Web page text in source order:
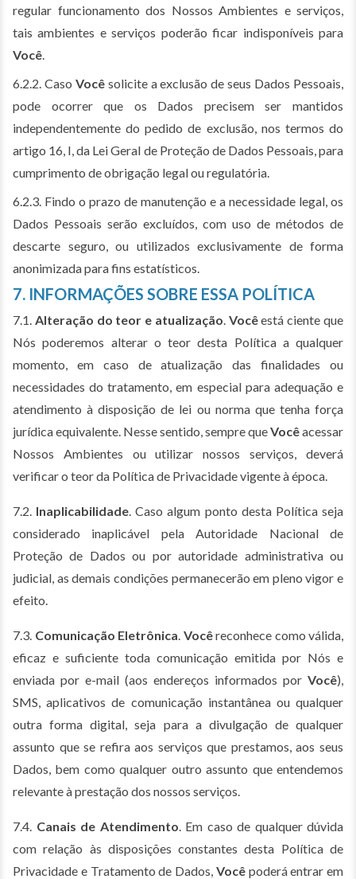
regular funcionamento dos Nossos Ambientes e serviços,
tais ambientes e serviços poderão ficar indisponíveis para
Você
6.2.2. Caso Vocêsolicite a exclusão de seus Dados Pessoais,
pode ocorrer que os Dados precisem ser mantidos
independentemente do pedido de exclusão, nos termos do
artigo 16, I, da Lei Geral de Proteção de Dados Pessoais, para
cumprimento de obrigação legal ou regulatória.
6.2.3. Findo o prazo de manutenção e a necessidade legal, os
Dados Pessoais serão excluídos, com uso de métodos de
descarte seguro, ou utilizados exclusivamente de forma
anonimizada para fins estatísticos.
7. INFORMAÇÕES SOBRE ESSA POLÍTICA
7.1. Alteração do teor e atualização Vocêestá ciente que
Nós poderemos alterar o teor desta Política a qualquer
momento, em caso de atualização das finalidades ou
necessidades do tratamento, em especial para adequação e
atendimento à disposição de lei ou norma que tenha força
jurídica equivalente. Nesse sentido, sempre queVocêacessar
Nossos Ambientes ou utilizar nossos serviços, deverá
verificar o teor da Política de Privacidade vigente à época.
7.2. Inaplicabilidade . Caso algum ponto desta Política seja
considerado inaplicável pela Autoridade Nacional de
Proteção de Dados ou por autoridade administrativa ou
judicial, as demais condições permanecerão em pleno vigor e
efeito.
7.3. Comunicação Eletrônica Vocêreconhece como válida,
eficaz e suficiente toda comunicação emitida por Nós e
enviada por e-mail (aos endereços informados por Você),
SMS, aplicativos de comunicação instantânea ou qualquer
outra forma digital, seja para a divulgação de qualquer
assunto que se refira aos serviços que prestamos, aos seus
Dados, bem como qualquer outro assunto que entendemos
relevante à prestação dos nossos serviços.
7.4. Canais de Atendimento . Em caso de qualquer dúvida
com relação às disposições constantes desta Política de
Privacidade e Tratamento de Dados, Vocêpoderá entrar em